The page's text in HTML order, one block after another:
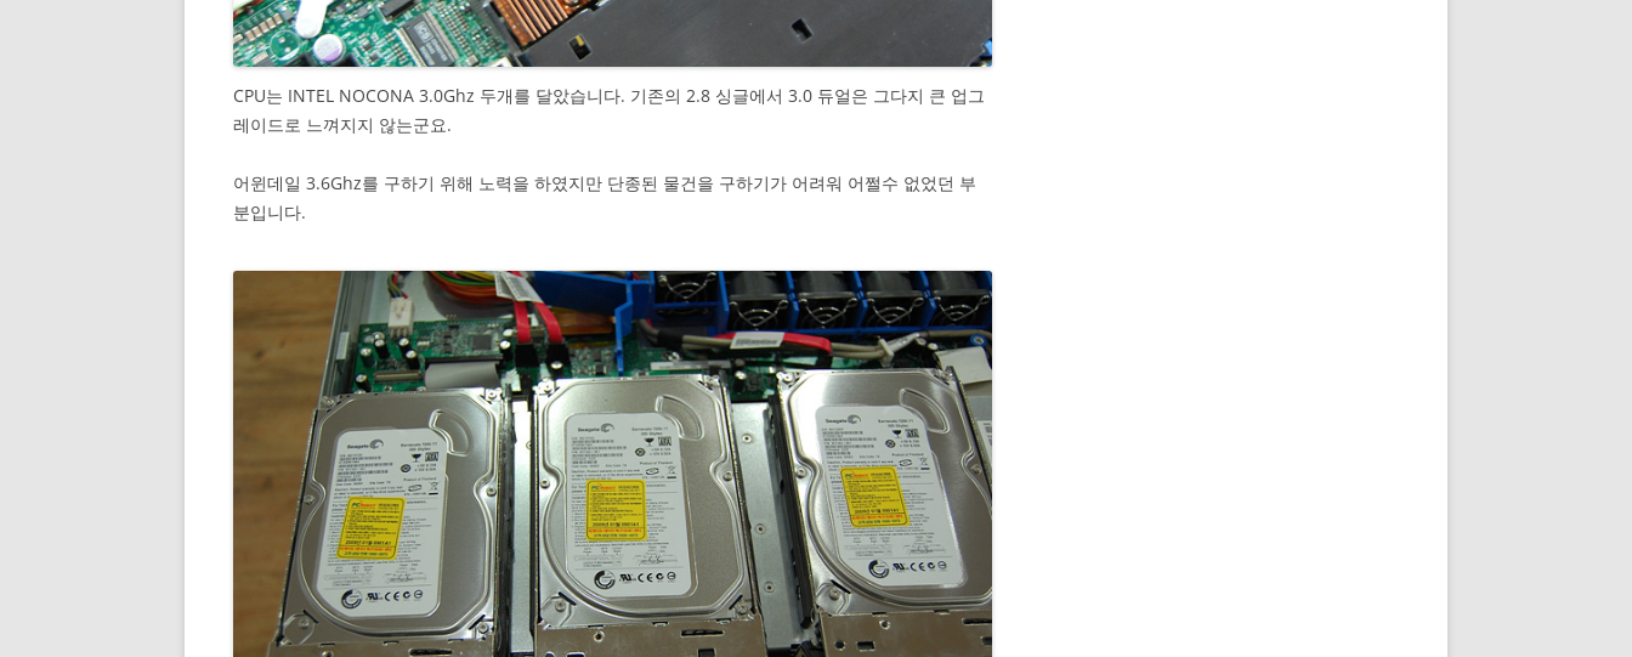
CPU는 INTEL NOCONA 3.0Ghz 두개를 달았습니다. 기존의 2.8 싱글에서 3.0 듀얼은 그다지 큰 업그
레이드로 느껴지지 않는군요.
어윈데일 3.6Ghz를 구하기 위해 노력을 하였지만 단종된 물건을 구하기가 어려워 어쩔수 없었던 부
분입니다.